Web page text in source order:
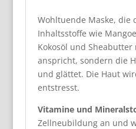
Wohltuende Maske, die
Inhaltsstoffe wie
Kokosöl und
anspricht, sondern die
und glättet. Die Haut
entstresst.
Vitamine und
Zellneubildung an und